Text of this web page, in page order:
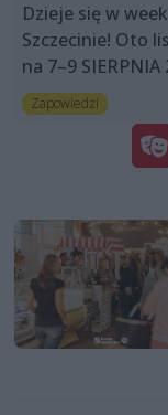
Dzieje się w
Szczecinie! Oto
na 7–9 SIERPNIA
Zapowiedzi